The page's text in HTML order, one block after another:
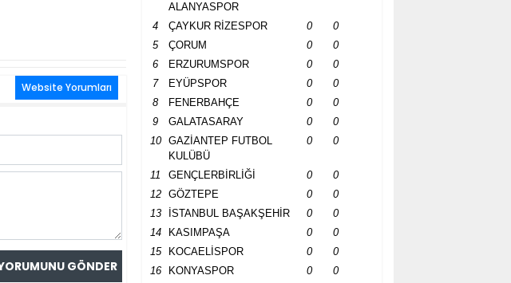
Website Yorumları
ALANYASPOR
4 ÇAYKUR RİZESPOR 0
0
5
ÇORUM 0
0
6
ERZURUMSPOR 0
0
7
EYÜPSPOR 0
0
8
FENERBAHÇE 0
0
9
GALATASARAY 0
0
10
GAZİANTEP FUTBOL
KULÜBÜ
0 0
11 GENÇLERBİRLİĞİ 0
0
12
GÖZTEPE 0
0
13
İSTANBUL BAŞAKŞEHİR 0
0
14
KASIMPAŞA 0
0
15
KOCAELİSPOR 0
0
16
KONYASPOR 0
0